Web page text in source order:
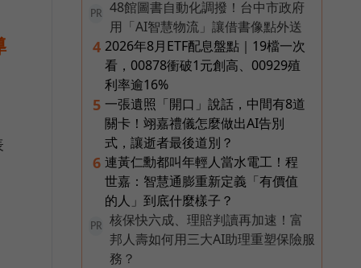
PR
48館圖書自動化調撥！台中市政府
用「AI智慧物流」讓借書像點外送
4 2026年8月ETF配息盤點｜19檔一次
看，00878衝破1元創高、00929殖
利率逾16%
5 一張遺照「開口」說話，中間有8道
關卡！翊嘉禮儀怎麼做出AI告別
式，讓逝者最後道別？
6 連黃仁勳都叫年輕人當水電工！程
世嘉：智慧通膨重新定義「有價值
的人」到底什麼樣子？
PR
核保快六成、理賠判讀再加速！富
邦人壽如何用三大AI助理重塑保險服
務？